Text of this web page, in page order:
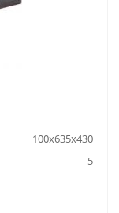
100х635х430
5